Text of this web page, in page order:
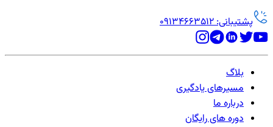
پشتیبانی: 09134663512
بلاگ
مسیرهای یادگیری
درباره ما
دوره های رایگان